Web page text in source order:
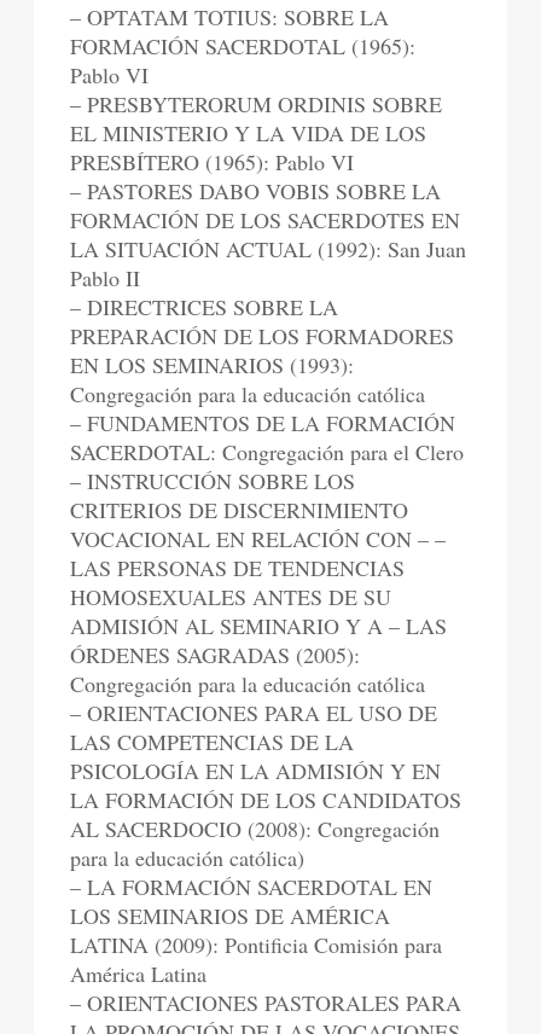
– OPTATAM TOTIUS: SOBRE LA
FORMACIÓN SACERDOTAL (1965):
Pablo VI
– PRESBYTERORUM ORDINIS SOBRE
EL MINISTERIO Y LA VIDA DE LOS
PRESBÍTERO (1965): Pablo VI
– PASTORES DABO VOBIS SOBRE LA
FORMACIÓN DE LOS SACERDOTES EN
LA SITUACIÓN ACTUAL (1992): San Juan
Pablo II
– DIRECTRICES SOBRE LA
PREPARACIÓN DE LOS FORMADORES
EN LOS SEMINARIOS (1993):
Congregación para la educación católica
– FUNDAMENTOS DE LA FORMACIÓN
SACERDOTAL: Congregación para el Clero
– INSTRUCCIÓN SOBRE LOS
CRITERIOS DE DISCERNIMIENTO
VOCACIONAL EN RELACIÓN CON – –
LAS PERSONAS DE TENDENCIAS
HOMOSEXUALES ANTES DE SU
ADMISIÓN AL SEMINARIO Y A – LAS
ÓRDENES SAGRADAS (2005):
Congregación para la educación católica
– ORIENTACIONES PARA EL USO DE
LAS COMPETENCIAS DE LA
PSICOLOGÍA EN LA ADMISIÓN Y EN
LA FORMACIÓN DE LOS CANDIDATOS
AL SACERDOCIO (2008): Congregación
para la educación católica)
– LA FORMACIÓN SACERDOTAL EN
LOS SEMINARIOS DE AMÉRICA
LATINA (2009): Pontificia Comisión para
América Latina
– ORIENTACIONES PASTORALES PARA